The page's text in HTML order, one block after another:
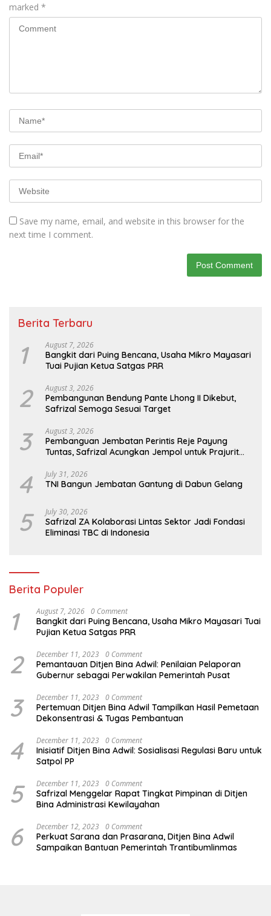
marked *
Save my name, email, and website in this browser for the
next time I comment.
Berita Terbaru
1 August 7, 2026
Bangkit dari Puing Bencana, Usaha Mikro Mayasari
Tuai Pujian Ketua Satgas PRR
2 August 3, 2026
Pembangunan Bendung Pante Lhong II Dikebut,
Safrizal Semoga Sesuai Target
3 August 3, 2026
Pembanguan Jembatan Perintis Reje Payung
Tuntas, Safrizal Acungkan Jempol untuk Prajurit
4 July 31, 2026
TNI Bangun Jembatan Gantung di Dabun Gelang
5 July 30, 2026
Safrizal ZA Kolaborasi Lintas Sektor Jadi Fondasi
Eliminasi TBC di Indonesia
Berita Populer
1 August 7, 2026 0 Comment
Bangkit dari Puing Bencana, Usaha Mikro Mayasari Tuai
Pujian Ketua Satgas PRR
2 December 11, 2023 0 Comment
Pemantauan Ditjen Bina Adwil: Penilaian Pelaporan
Gubernur sebagai Perwakilan Pemerintah Pusat
3 December 11, 2023 0 Comment
Pertemuan Ditjen Bina Adwil Tampilkan Hasil Pemetaan
Dekonsentrasi & Tugas Pembantuan
4 December 11, 2023 0 Comment
Inisiatif Ditjen Bina Adwil: Sosialisasi Regulasi Baru untuk
Satpol PP
5 December 11, 2023 0 Comment
Safrizal Menggelar Rapat Tingkat Pimpinan di Ditjen
Bina Administrasi Kewilayahan
6 December 12, 2023 0 Comment
Perkuat Sarana dan Prasarana, Ditjen Bina Adwil
Sampaikan Bantuan Pemerintah Trantibumlinmas